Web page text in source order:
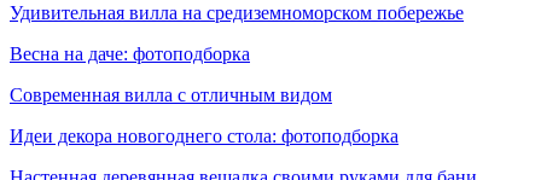
Удивительная вилла на средиземноморском побережье
Весна на даче: фотоподборка
Современная вилла с отличным видом
Идеи декора новогоднего стола: фотоподборка